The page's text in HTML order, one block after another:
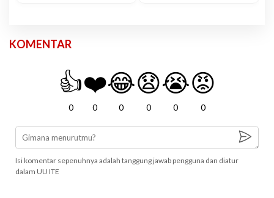
KOMENTAR
👍
0
❤️
0
😂
0
😧
0
😭
0
😡
0
Isi komentar sepenuhnya adalah tanggung jawab pengguna dan diatur
dalam UU ITE